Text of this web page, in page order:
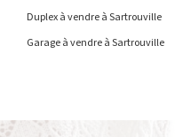
Duplex à vendre à Sartrouville
Garage à vendre à Sartrouville